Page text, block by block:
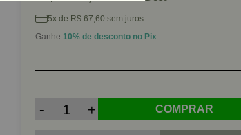
5x de R$ 67,60 sem juros
Ganhe 10% de desconto no Pix
- + COMPRAR